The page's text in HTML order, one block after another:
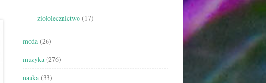
ziołolecznictwo (17)
moda (26)
muzyka (276)
nauka (33)